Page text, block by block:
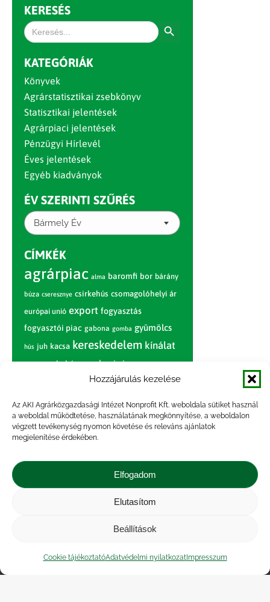
Hozzájárulás kezelése
Az AKI Agrárközgazdasági Intézet Nonprofit Kft. weboldala sütiket használ
a weboldal működtetése, használatának megkönnyítése, a weboldalon
végzett tevékenység nyomon követése és releváns ajánlatok
megjelenítése érdekében.
Elfogadom
Elutasítom
Beállítások
Cookie tájékoztatóAdatvédelmi nyilatkozatImpresszum
KERESÉS
Search
for:
KATEGÓRIÁK
Könyvek
Agrárstatisztikai zsebkönyv
Statisztikai jelentések
Agrárpiaci jelentések
Pénzügyi Hírlevél
Éves jelentések
Egyéb kiadványok
ÉV SZERINTI SZŰRÉS
Bármely Év
CÍMKÉK
agrárpiac alma baromfi bor bárány
búza cseresznye csirkehús csomagolóhelyi ár
európai unió export fogyasztás
fogyasztói piac gabona gomba gyümölcs
hús juh kacsa kereskedelem kínálat
körte marhahús nagybani piac narancs
nemzetközi árinformációk
paradicsom piac piaci jelentés
pulyka pulykahús sertés sertéshús
szarvasmarha termelés
termelői
zöldség árak
átlagárértékesítési ár
Közérdekű adatok
| Adatvédelmi nyilatkozat
|